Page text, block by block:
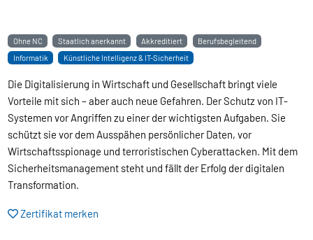
Ohne NC Staatlich anerkannt Akkreditiert
Berufsbegleitend
Informatik
Künstliche Intelligenz & IT-Sicherheit
Die Digitalisierung in Wirtschaft und Gesellschaft bringt viele
Vorteile mit sich – aber auch neue Gefahren. Der Schutz von IT-
Systemen vor Angriffen zu einer der wichtigsten Aufgaben. Sie
schützt sie vor dem Ausspähen persönlicher Daten, vor
Wirtschaftsspionage und terroristischen Cyberattacken. Mit dem
Sicherheitsmanagement steht und fällt der Erfolg der digitalen
Transformation.
Zertifikat merken